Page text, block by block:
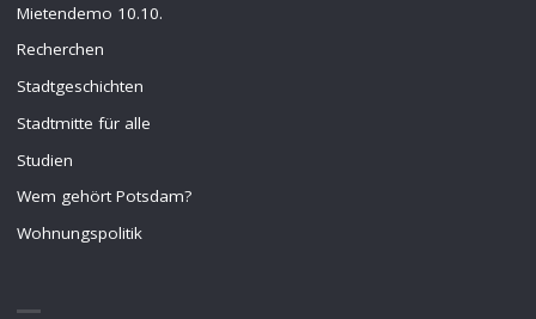
Mietendemo 10.10.
Recherchen
Stadtgeschichten
Stadtmitte für alle
Studien
Wem gehört Potsdam?
Wohnungspolitik